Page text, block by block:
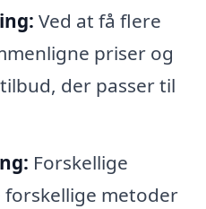
Ved at få flere
priser og
der passer til
Forskellige
metoder